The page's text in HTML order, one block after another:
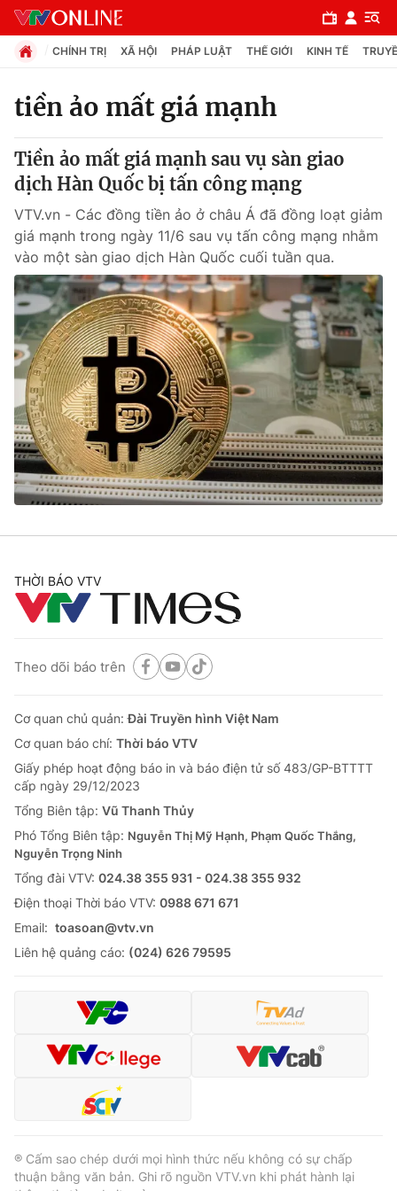
Chuyên mục
Chính trị
Xã hội
Pháp luật
Y tế
Thế giới
Tin tức
Thế giới đó đây
Câu chuyện quốc tế
Kinh tế
Tài chính
Thị trường
Góc doanh nghiệp
Dữ liệu và đời sống
Truyền hình
Phim VTV
Hậu trường
Giải sao mai
Giải trí
Điện ảnh
Âm nhạc
Du lịch
Làm đẹp
Chất lượng cuộc sống
Tuyển sinh
Học trực tuyến
Công nghệ
Hitech Công nghệ tương lai
Sản phẩm
Thị trường
Tư vấn
Giao lưu trực tuyến
Lịch phát sóng
Chuyên mục khác
Emagazine Podcast
Video Shorts video
VTV Money
VTV Sức khoẻ Bất động sản
CHÍNH TRỊ XÃ HỘI PHÁP LUẬT THẾ GIỚI KINH TẾ
tiền ảo mất giá mạnh
Tiền ảo mất giá mạnh sau vụ sàn giao
dịch Hàn Quốc bị tấn công mạng
VTV.vn - Các đồng tiền ảo ở châu Á đã đồng loạt giảm
giá mạnh trong ngày 11/6 sau vụ tấn công mạng nhằm
vào một sàn giao dịch Hàn Quốc cuối tuần qua.
THỜI BÁO VTV
Theo dõi báo trên
Cơ quan chủ quản:Đài Truyền hình Việt Nam
Cơ quan báo chí: Thời báo VTV
Giấy phép hoạt động báo in và báo điện tử số 483/GP-BTTTT
cấp ngày 29/12/2023
Tổng Biên tập: Vũ Thanh Thủy
Phó Tổng Biên tập: Nguyễn Thị Mỹ Hạnh, Phạm Quốc Thắng,
Nguyễn Trọng Ninh
Tổng đài VTV: 024.38 355 931 - 024.38 355 932
Ðiện thoại Thời báo VTV: 0988 671 671
Email: toasoan@vtv.vn
Liên hệ quảng cáo: (024) 626 79595
® Cấm sao chép dưới mọi hình thức nếu không có sự chấp
thuận bằng văn bản. Ghi rõ nguồn VTV.vn khi phát hành lại